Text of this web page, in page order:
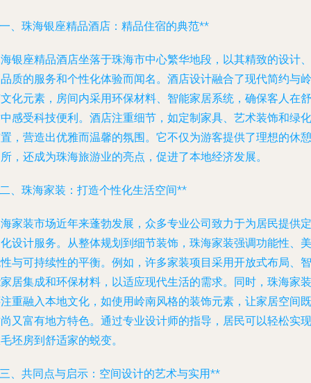
、珠海银座精品酒店：精品住宿的典范**
银座精品酒店坐落于珠海市中心繁华地段，以其精致的设计、
质的服务和个性化体验而闻名。酒店设计融合了现代简约与岭
化元素，房间内采用环保材料、智能家居系统，确保客人在舒
感受科技便利。酒店注重细节，如定制家具、艺术装饰和绿化
，营造出优雅而温馨的氛围。它不仅为游客提供了理想的休憩
，还成为珠海旅游业的亮点，促进了本地经济发展。
、珠海家装：打造个性化生活空间**
家装市场近年来蓬勃发展，众多专业公司致力于为居民提供定
设计服务。从整体规划到细节装饰，珠海家装强调功能性、美
与可持续性的平衡。例如，许多家装项目采用开放式布局、智
居集成和环保材料，以适应现代生活的需求。同时，珠海家装
重融入本地文化，如使用岭南风格的装饰元素，让家居空间既
又富有地方特色。通过专业设计师的指导，居民可以轻松实现
坯房到舒适家的蜕变。
、共同点与启示：空间设计的艺术与实用**